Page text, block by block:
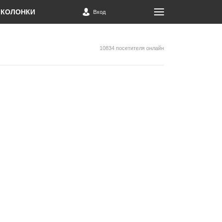
КОЛОНКИ Вход
10834 посетителя онлайн